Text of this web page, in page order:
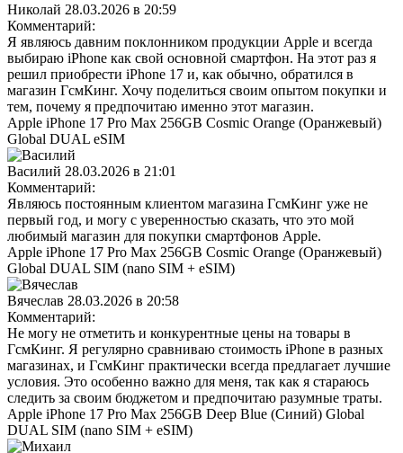
Николай 28.03.2026 в 20:59
Комментарий:
Я являюсь давним поклонником продукции Apple и всегда
выбираю iPhone как свой основной смартфон. На этот раз я
решил приобрести iPhone 17 и, как обычно, обратился в
магазин ГсмКинг. Хочу поделиться своим опытом покупки и
тем, почему я предпочитаю именно этот магазин.
Apple iPhone 17 Pro Max 256GB Cosmic Orange (Оранжевый)
Global DUAL eSIM
Василий 28.03.2026 в 21:01
Комментарий:
Являюсь постоянным клиентом магазина ГсмКинг уже не
первый год, и могу с уверенностью сказать, что это мой
любимый магазин для покупки смартфонов Apple.
Apple iPhone 17 Pro Max 256GB Cosmic Orange (Оранжевый)
Global DUAL SIM (nano SIM + eSIM)
Вячеслав 28.03.2026 в 20:58
Комментарий:
Не могу не отметить и конкурентные цены на товары в
ГсмКинг. Я регулярно сравниваю стоимость iPhone в разных
магазинах, и ГсмКинг практически всегда предлагает лучшие
условия. Это особенно важно для меня, так как я стараюсь
следить за своим бюджетом и предпочитаю разумные траты.
Apple iPhone 17 Pro Max 256GB Deep Blue (Синий) Global
DUAL SIM (nano SIM + eSIM)